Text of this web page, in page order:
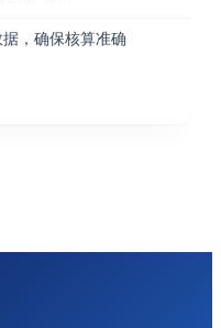
，确保核算准确